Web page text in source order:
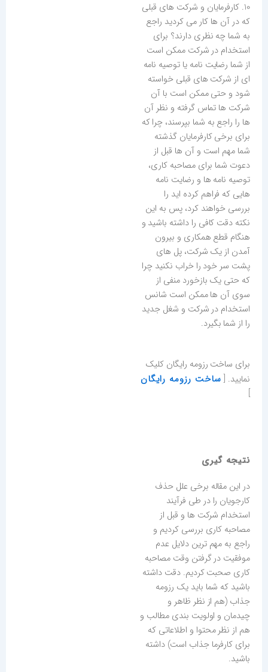
10. کارفرمایان و شرکت های قبلی
که در آن ها کار می کردید راجع
به شما چه نظری دارند؟ برای
استخدام در شرکت ممکن است
از شما رضایت نامه یا توصیه نامه
ای از شرکت های قبلی خواسته
شود و حتی ممکن است با آن
شرکت ها تماس گرفته و نظر آن
ها را راجع به شما بپرسند، چرا که
برای برخی کارفرمایان گذشته
شما مهم است و آن ها قبل از
دعوت شما برای مصاحبه کاری،
توصیه نامه ها و رضایت نامه
هایی که فراهم کرده اید را
بررسی خواهند کرد، پس به این
نکته دقت کافی را داشته باشید و
هنگام قطع همکاری و بیرون
آمدن از یک شرکت، پل های
پشت سر خود را خراب نکنید چرا
که حتی یک بازخورد منفی از
سوی آن ها ممکن است شانس
استخدام در شرکت و شغل جدید
را از شما بگیرد.
برای ساخت رزومه رایگان کلیک
نمایید. [ساخت رزومه رایگان
]
نتیجه گیری
در این مقاله برخی علل حذف
کارجویان را در طی فرآیند
استخدام شرکت ها و قبل از
مصاحبه کاری بررسی کردیم و
راجع به مهم ترین دلایل عدم
موفقیت در گرفتن وقت مصاحبه
کاری صحبت کردیم. دقت داشته
باشید که شما باید یک رزومه
جذاب (هم از نظر ظاهر و
چیدمان و اولویت بندی مطالب و
هم از نظر محتوا و اطلاعاتی که
برای کارفرما جذاب است) داشته
باشید.